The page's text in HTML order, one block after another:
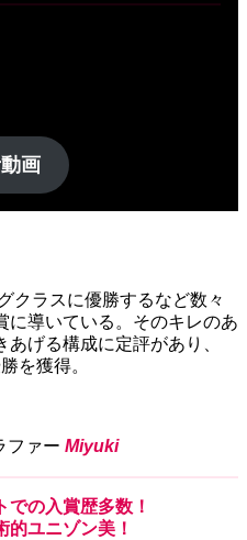
画
クラスに優勝するなど数々
に導いている。そのキレのあ
げる構成に定評があり、
を獲得。
ファー Miyuki
での入賞歴多数！
的ユニゾン美！